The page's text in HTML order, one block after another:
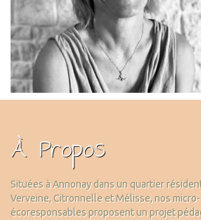
À Propos
Situées à Annonay dans un quartier
Verveine, Citronnelle et Mélisse, nos
écoresponsables proposent un projet